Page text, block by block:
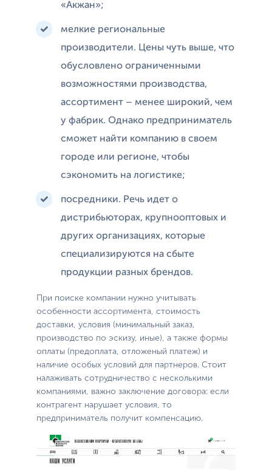
«Акжан»;
мелкие региональные
производители. Цены чуть выше, что
обусловлено ограниченными
возможностями производства,
ассортимент – менее широкий, чем
у фабрик. Однако предприниматель
сможет найти компанию в своем
городе или регионе, чтобы
сэкономить на логистике;
посредники. Речь идет о
дистрибьюторах, крупнооптовых и
других организациях, которые
специализируются на сбыте
продукции разных брендов.
При поиске компании нужно учитывать
особенности ассортимента, стоимость
доставки, условия (минимальный заказ,
производство по эскизу, иные), а также формы
оплаты (предоплата, отложеный платеж) и
наличие особых условий для партнеров. Стоит
налаживать сотрудничество с несколькими
компаниями, важно заключение договора: если
контрагент нарушает условия, то
предприниматель получит компенсацию.